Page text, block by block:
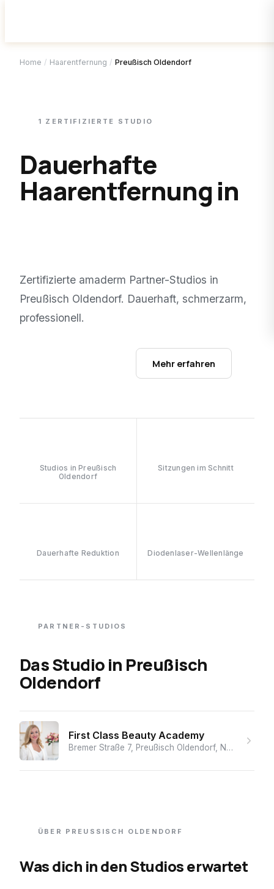
Home / Haarentfernung / Preußisch Oldendorf
1 ZERTIFIZIERTE STUDIO
Dauerhafte
Haarentfernung in
Zertifizierte amaderm Partner-Studios in
Preußisch Oldendorf. Dauerhaft, schmerzarm,
professionell.
Mehr erfahren
Studios in Preußisch
Oldendorf
Sitzungen im Schnitt
Dauerhafte Reduktion Diodenlaser-Wellenlänge
PARTNER-STUDIOS
Das Studioin Preußisch
Oldendorf
First Class Beauty Academy
Bremer Straße 7, Preußisch Oldendorf, Nordrhein Westfalen, 32361, Germany
ÜBER PREUSSISCH OLDENDORF
Was dich in den Studios erwartet